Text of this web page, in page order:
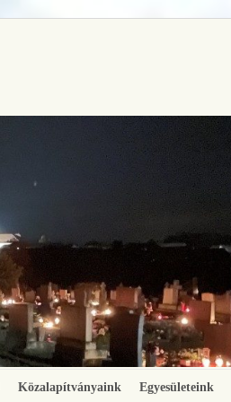
Közalapítványaink Egyesületeink